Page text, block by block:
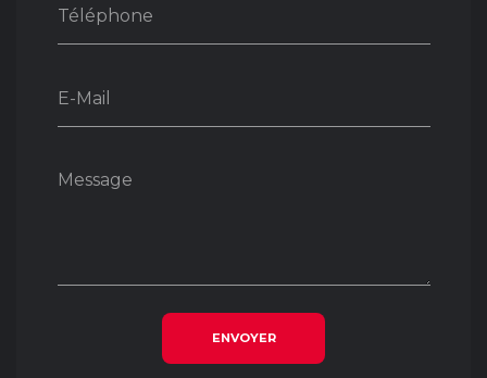
Téléphone
E-Mail
Message
ENVOYER